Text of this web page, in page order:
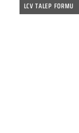
LCV TALEP FORMU